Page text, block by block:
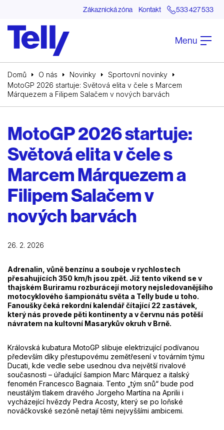
Zákaznická zóna Kontakt 533 427 533
Menu
Domů O nás Novinky
Sportovní novinky
MotoGP 2026 startuje: Světová elita v čele s Marcem
Márquezem a Filipem Salačem v nových barvách
MotoGP 2026 startuje:
Světová elita v čele s
Marcem Márquezem a
Filipem Salačem v
nových barvách
26. 2. 2026
Adrenalin, vůně benzínu a souboje v rychlostech
přesahujících 350 km/h jsou zpět. Již tento víkend se v
thajském Buriramu rozburácejí motory nejsledovanějšího
motocyklového šampionátu světa a Telly bude u toho.
Fanoušky čeká rekordní kalendář čítající 22 zastávek,
který nás provede pěti kontinenty a v červnu nás potěší
návratem na kultovní Masarykův okruh v Brně.
Královská kubatura MotoGP slibuje elektrizující podívanou
především díky přestupovému zemětřesení v továrním týmu
Ducati, kde vedle sebe usednou dva největší rivalové
současnosti – úřadující šampion Marc Márquez a italský
fenomén Francesco Bagnaia. Tento „tým snů“ bude pod
neustálým tlakem dravého Jorgeho Martína na Aprilii i
vycházející hvězdy Pedra Acosty, který se po loňské
nováčkovské sezóně netají těmi nejvyššími ambicemi.